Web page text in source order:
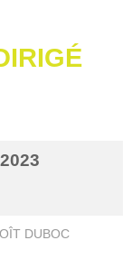
2023
DUBOC